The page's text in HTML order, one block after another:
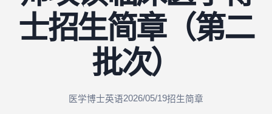
士招生简章（第二
批次）
医学博士英语2026/05/19招生简章